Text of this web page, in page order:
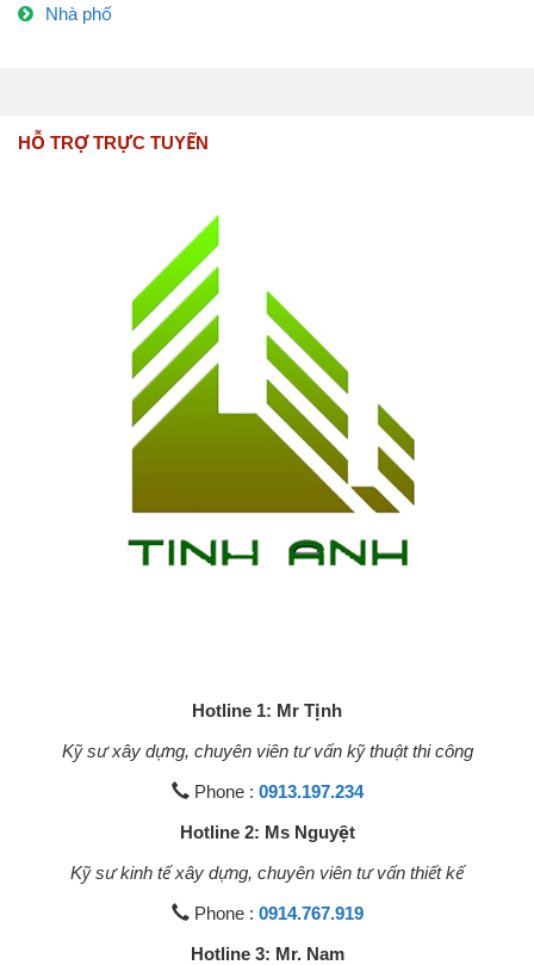
Nhà phố
HỖ TRỢ TRỰC TUYẾN
Hotline 1: Mr Tịnh
Kỹ sư xây dựng, chuyên viên tư vấn kỹ thuật thi công
Phone : 0913.197.234
Hotline 2: Ms Nguyệt
Kỹ sư kinh tế xây dựng, chuyên viên tư vấn thiết kế
Phone : 0914.767.919
Hotline 3: Mr. Nam